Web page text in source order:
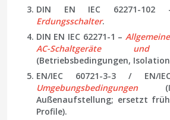
DIN EN IEC 62271-
Erdungsschalter.
DIN EN IEC 62271-1 –
AC-Schaltgeräte und -
(Betriebsbedingungen,
EN/IEC 60721-3-3 / EN/
Umgebungsbedingungen
Außenaufstellung; ersetzt
Profile).